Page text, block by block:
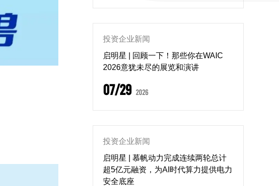
投资企业新闻
启明星 | 回顾一下！那些你在WAIC
2026意犹未尽的展览和演讲
07/29 2026
投资企业新闻
启明星 | 慕帆动力完成连续两轮总计
超5亿元融资，为AI时代算力提供电力
安全底座